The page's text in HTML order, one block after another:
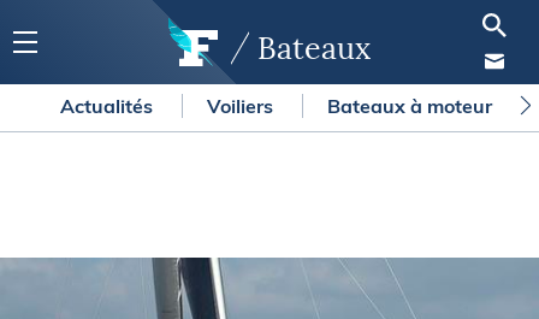
Bateaux
Actualités Voiliers Bateaux à moteur